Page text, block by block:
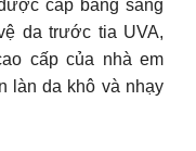
cấp bằng sáng
da trước tia UVA,
cấp của nhà em
làn da khô và nhạy